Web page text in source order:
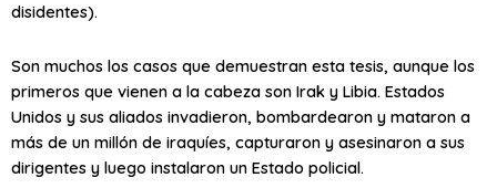
disidentes).
Son muchos los casos que demuestran esta tesis, aunque los
primeros que vienen a la cabeza son Irak y Libia. Estados
Unidos y sus aliados invadieron, bombardearon y mataron a
más de un millón de iraquíes, capturaron y asesinaron a sus
dirigentes y luego instalaron un Estado policial.